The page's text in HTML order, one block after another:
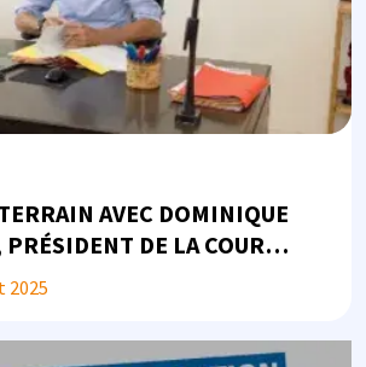
AVEC DOMINIQUE
DE LA COUR
LA COUR CRIMINELLE DE
EN GUADELOUPE
2025